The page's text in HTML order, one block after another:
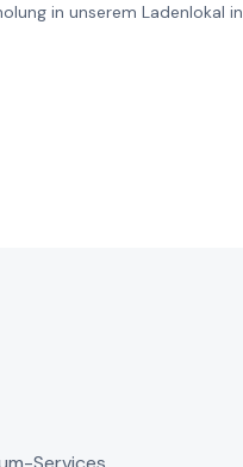
in unserem Ladenlokal